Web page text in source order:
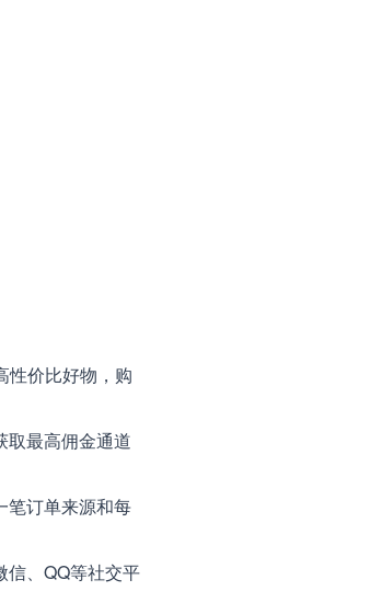
价比好物，购
最高佣金通道
订单来源和每
、QQ等社交平